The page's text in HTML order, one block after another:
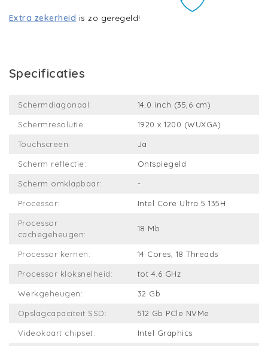
Extra zekerheid is zo geregeld!
Specificaties
Schermdiagonaal: 14.0 inch (35,6 cm)
Schermresolutie: 1920 x 1200 (WUXGA)
Touchscreen: Ja
Scherm reflectie: Ontspiegeld
Scherm omklapbaar: -
Processor: Intel Core Ultra 5 135H
Processor
cachegeheugen:
18 Mb
Processor kernen: 14 Cores, 18 Threads
Processor kloksnelheid: tot 4.6 GHz
Werkgeheugen: 32 Gb
Opslagcapaciteit SSD: 512 Gb PCle NVMe
Videokaart chipset: Intel Graphics